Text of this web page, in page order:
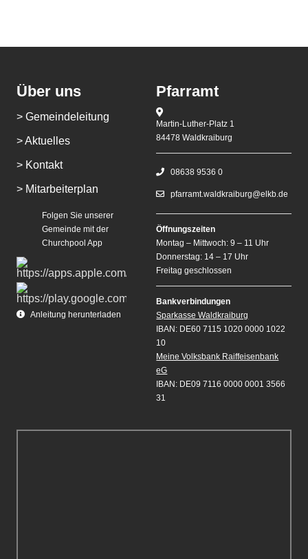
Über uns
> Gemeindeleitung
> Aktuelles
> Kontakt
> Mitarbeiterplan
Folgen Sie unserer
Gemeinde mit der
Churchpool App
Anleitung herunterladen
Pfarramt
Martin-Luther-Platz 1
84478 Waldkraiburg
08638 9536 0
pfarramt.waldkraiburg@elkb.de
Öffnungszeiten
Montag – Mittwoch: 9 – 11 Uhr
Donnerstag: 14 – 17 Uhr
Freitag geschlossen
Bankverbindungen
Sparkasse Waldkraiburg
IBAN: DE60 7115 1020 0000 1022
10
Meine Volksbank Raiffeisenbank
eG
IBAN: DE09 7116 0000 0001 3566
31